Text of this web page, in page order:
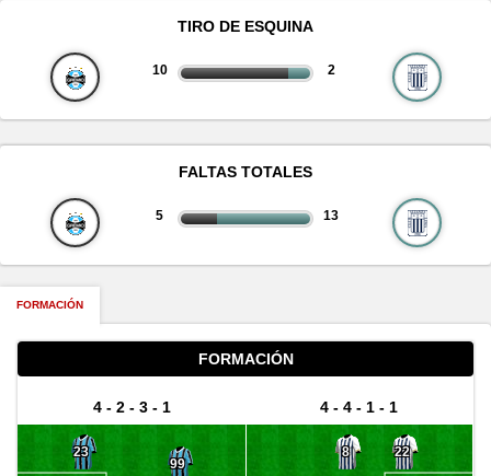
TIRO DE ESQUINA
10 2
FALTAS TOTALES
5 13
FORMACIÓN
FORMACIÓN
4 - 2 - 3 - 1
23
99
4 - 4 - 1 - 1
22
8